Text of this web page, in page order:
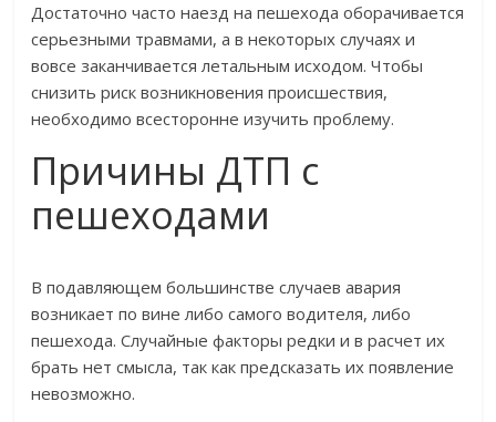
Достаточно часто наезд на пешехода оборачивается
серьезными травмами, а в некоторых случаях и
вовсе заканчивается летальным исходом. Чтобы
снизить риск возникновения происшествия,
необходимо всесторонне изучить проблему.
Причины ДТП с
пешеходами
В подавляющем большинстве случаев авария
возникает по вине либо самого водителя, либо
пешехода. Случайные факторы редки и в расчет их
брать нет смысла, так как предсказать их появление
невозможно.